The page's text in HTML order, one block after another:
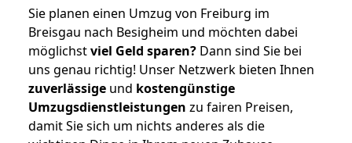
Sie planen einen Umzug von Freiburg im
Breisgau nach Besigheim und möchten dabei
möglichstviel Geld sparen? Dann sind Sie bei
uns genau richtig! Unser Netzwerk bieten Ihnen
zuverlässige und kostengünstige
Umzugsdienstleistungen zu fairen Preisen,
damit Sie sich um nichts anderes als die